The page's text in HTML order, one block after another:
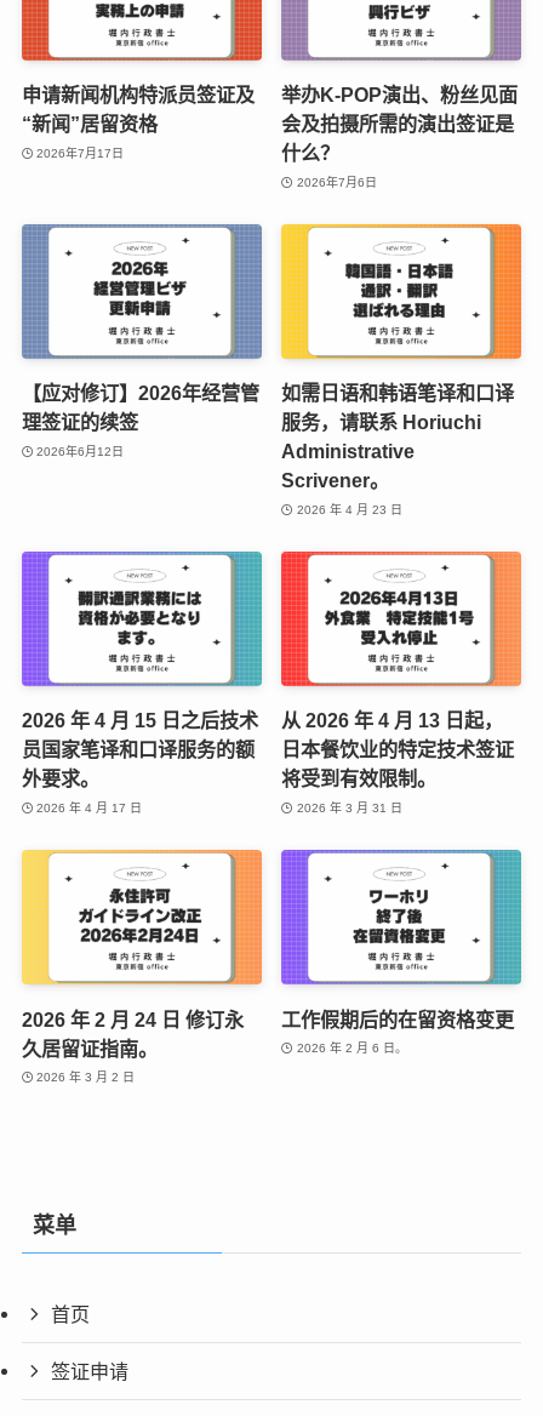
申请新闻机构特派员签证及
“新闻”居留资格
2026年7月17日
举办K-POP演出、粉丝见面
会及拍摄所需的演出签证是
什么？
2026年7月6日
【应对修订】2026年经营管
理签证的续签
2026年6月12日
如需日语和韩语笔译和口译
服务，请联系 Horiuchi
Administrative
Scrivener。
2026 年 4 月 23 日
2026 年 4 月 15 日之后技术
员国家笔译和口译服务的额
外要求。
2026 年 4 月 17 日
从 2026 年 4 月 13 日起，
日本餐饮业的特定技术签证
将受到有效限制。
2026 年 3 月 31 日
2026 年 2 月 24 日 修订永
久居留证指南。
2026 年 3 月 2 日
工作假期后的在留资格变更
2026 年 2 月 6 日。
菜单
首页
签证申请